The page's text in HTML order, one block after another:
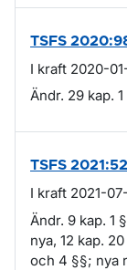
TSFS
I kraft 2020-
Ändr. 29 kap. 1
TSFS
I kraft 2021-
Ändr. 9 kap. 1
nya, 12 kap.
och 4 §§; nya